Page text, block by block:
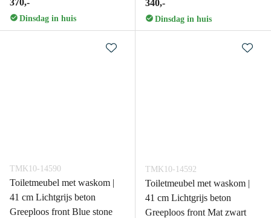
370,-
Dinsdag in huis
340,-
Dinsdag in huis
TMK10-14590
Toiletmeubel met waskom |
41 cm Lichtgrijs beton
Greeploos front Blue stone
TMK10-14592
Toiletmeubel met waskom |
41 cm Lichtgrijs beton
Greeploos front Mat zwart